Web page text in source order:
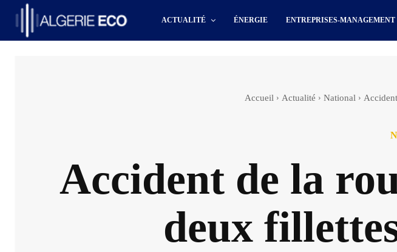
ACTUALITÉ ÉNERGIE ENTREPRISES-MANAGEMENT
Accueil Actualité National
Accident de la
deux